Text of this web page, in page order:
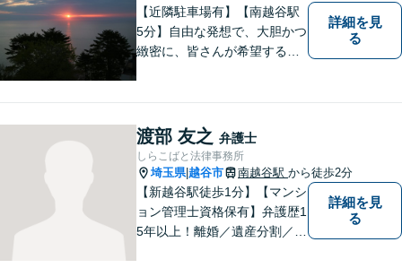
【近隣駐車場有】【南越谷駅
5分】自由な発想で、大胆かつ
緻密に、皆さんが希望する結
くなります。 お早めにご相談
ください。
詳細を見
る
渡部 友之 弁護士
しらこばと法律事務所
埼玉県|越谷市 南越谷駅 から徒歩2分
【新越谷駅徒歩1分】【マンシ
ョン管理士資格保有】弁護歴1
5年以上！離婚／遺産分割／刑
詳細を見
る